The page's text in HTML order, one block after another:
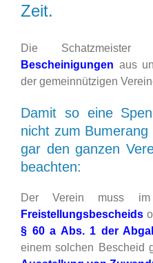
Zeit.
Die
Bescheinigungen aus
der gemeinnützigen
Damit so eine
nicht zum
gar den ganzen
beachten:
Der Verein muss
Freistellungsbescheids
§ 60 a Abs. 1 der
einem solchen Bescheid